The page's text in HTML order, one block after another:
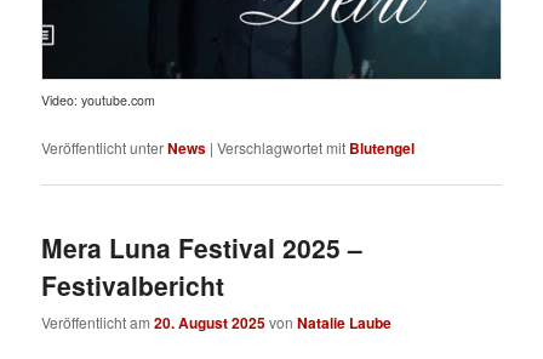
Video: youtube.com
Veröffentlicht unterNews |Verschlagwortet mit Blutengel
Mera Luna Festival 2025 –
Festivalbericht
Veröffentlicht am20. August 2025vonNatalie Laube